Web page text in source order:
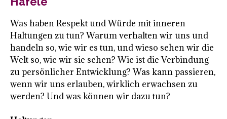
Was haben Respekt und Würde mit inneren
Haltungen zu tun? Warum verhalten wir uns und
handeln so, wie wir es tun, und wieso sehen wir die
Welt so, wie wir sie sehen? Wie ist die Verbindung
zu persönlicher Entwicklung? Was kann passieren,
wenn wir uns erlauben, wirklich erwachsen zu
werden? Und was können wir dazu tun?